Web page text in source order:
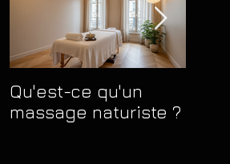
Qu'est-ce qu'un
massage naturiste ?